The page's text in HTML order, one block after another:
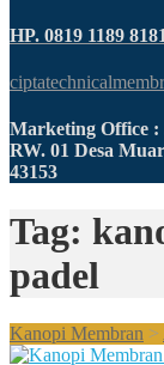
HP. 0819 1189
Marketing Office :
RW. 01 Desa
43153
Tag:
padel
Kanopi Membran >